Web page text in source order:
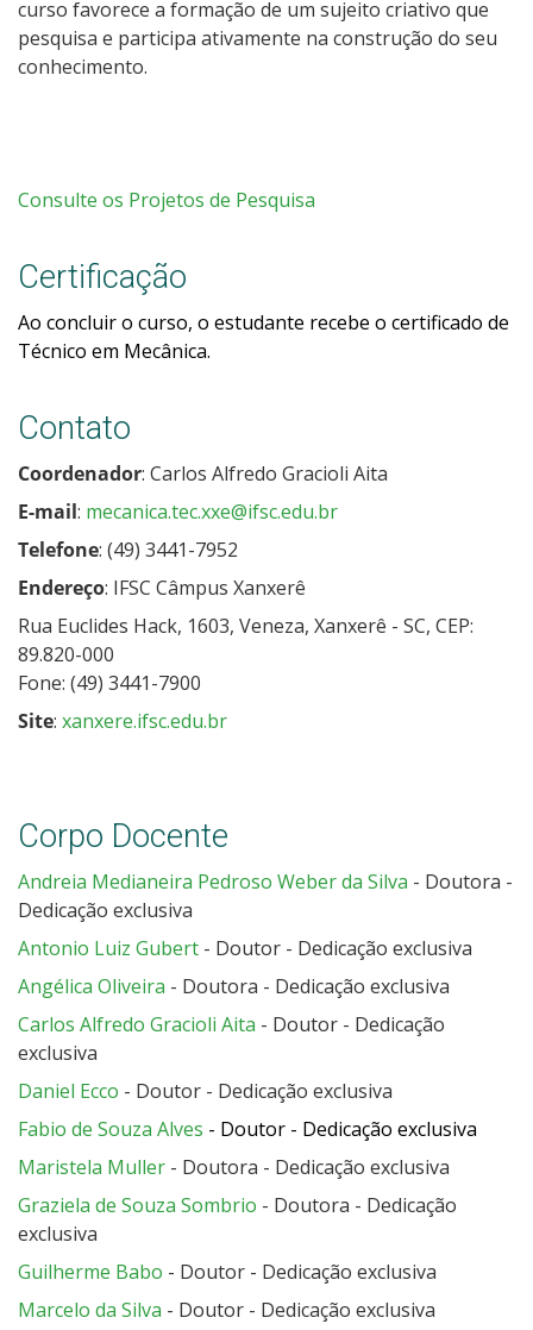
curso favorece a formação de um sujeito criativo que
pesquisa e participa ativamente na construção do seu
conhecimento.
Consulte os Projetos de Pesquisa
Certificação
Ao concluir o curso, o estudante recebe o certificado de
Técnico em Mecânica.
Contato
Coordenador: Carlos Alfredo Gracioli Aita
E-mail: mecanica.tec.xxe@ifsc.edu.br
Telefone: (49) 3441-7952
Endereço: IFSC Câmpus Xanxerê
Rua Euclides Hack, 1603, Veneza, Xanxerê - SC, CEP:
89.820-000
Fone: (49) 3441-7900
Site: xanxere.ifsc.edu.br
Corpo Docente
Andreia Medianeira Pedroso Weber da Silva - Doutora -
Dedicação exclusiva
Antonio Luiz Gubert - Doutor - Dedicação exclusiva
Angélica Oliveira - Doutora - Dedicação exclusiva
Carlos Alfredo Gracioli Aita - Doutor - Dedicação
exclusiva
Daniel Ecco - Doutor - Dedicação exclusiva
Fabio de Souza Alves - Doutor - Dedicação exclusiva
Maristela Muller - Doutora - Dedicação exclusiva
Graziela de Souza Sombrio - Doutora - Dedicação
exclusiva
Guilherme Babo - Doutor - Dedicação exclusiva
Marcelo da Silva - Doutor - Dedicação exclusiva